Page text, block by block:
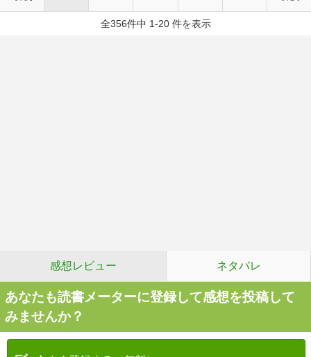
全356件中 1-20 件を表示
感想レビュー ネタバレ
あなたも読書メーターに登録して感想を投稿して
みませんか？